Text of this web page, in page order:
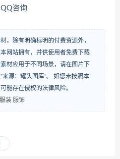
咨询
，除有明确标明的付费资源外，
网站拥有，并供使用者免费下载
材应用于不同场景，请在图片下
源：罐头图库”。 如您未按照本
能存在侵权的法律风险。
装 服饰